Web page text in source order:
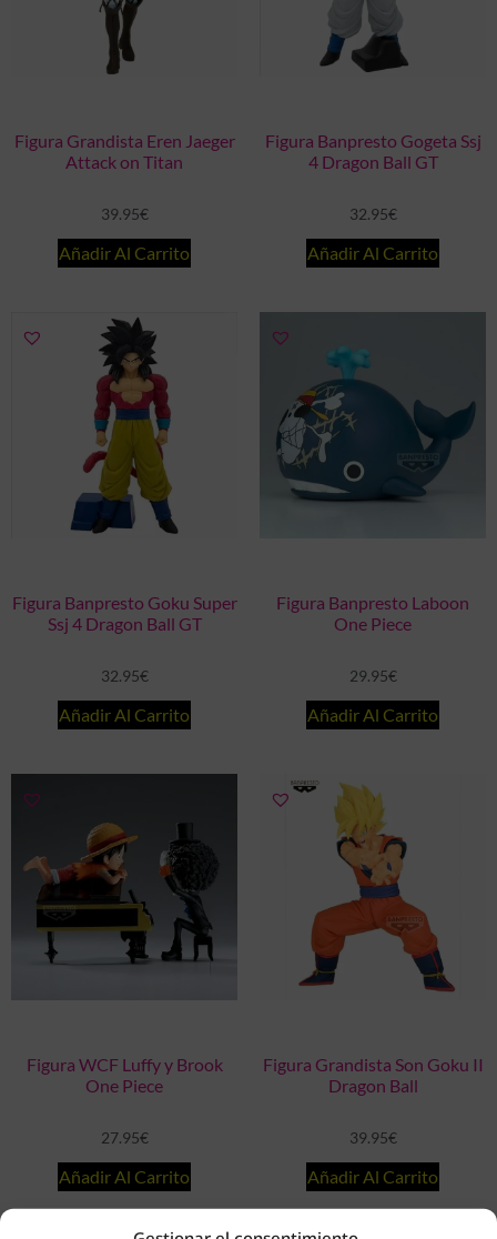
Figura Grandista Eren Jaeger
Attack on Titan
39.95€
Añadir Al Carrito
Figura Banpresto Gogeta Ssj
4 Dragon Ball GT
32.95€
Añadir Al Carrito
Figura Banpresto Goku Super
Ssj 4 Dragon Ball GT
32.95€
Añadir Al Carrito
Figura Banpresto Laboon
One Piece
29.95€
Añadir Al Carrito
Figura WCF Luffy y Brook
One Piece
27.95€
Añadir Al Carrito
Figura Grandista Son Goku II
Dragon Ball
39.95€
Añadir Al Carrito